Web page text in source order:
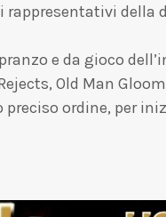
della
e da gioco
Old Man
preciso ordine, per